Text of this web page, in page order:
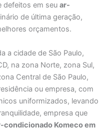
defeitos em seuar-
de última geração,
orçamentos.
a cidade de São Paulo,
na zona Norte, zona Sul,
Central de São Paulo,
ou empresa, com
uniformizados, levando
empresa que
condicionado Komeco em